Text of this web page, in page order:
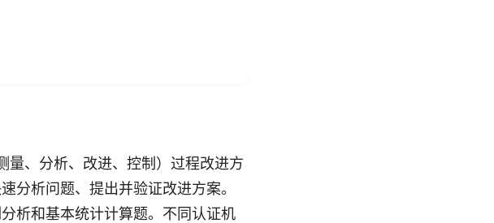
量、分析、改进、控制）过程改进方
分析问题、提出并验证改进方案。
析和基本统计计算题。不同认证机